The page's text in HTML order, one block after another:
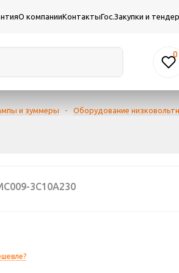
О компанииКонтактыГос.Закупки и
и зуммеры - Оборудование
3C10A230